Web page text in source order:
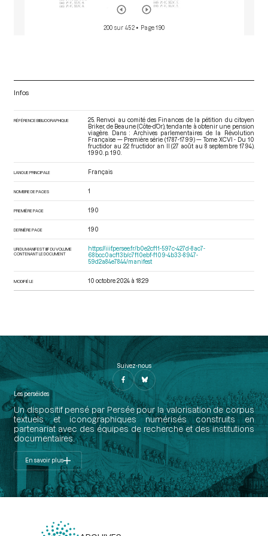
200 sur 452 • Page 190
Infos
RÉFÉRENCE BIBLIOGRAPHIQUE
25. Renvoi au comité des Finances de la pétition du citoyen
Briker, de Beaune (Côte-d’Or), tendante à obtenir une pension
viagère. Dans : Archives parlementaires de la Révolution
Française — Première série (1787-1799) — Tome XCVI - Du 10
fructidor au 22 fructidor an II (27 août au 8 septembre 1794).
1990. p. 190.
LANGUE PRINCIPALE Français
NOMBRE DE PAGES 1
PREMIÈRE PAGE 190
DERNIÈRE PAGE 190
URI DU MANIFEST IIIF DU VOLUME
CONTENANT LE DOCUMENT
https://iiif.persee.fr/b0e2cf11-597c-427d-8ac7-
68bcc0acf13b/c7f10ebf-f109-4b33-8947-
59d2a84e7844/manifest
MODIFIÉ LE 10 octobre 2024 à 18:29
Suivez-nous
Les perséides
Un dispositif pensé par Persée pour la valorisation de corpus
textuels et iconographiques numérisés construits en
partenariat avec des équipes de recherche et des institutions
documentaires.
En savoir plus